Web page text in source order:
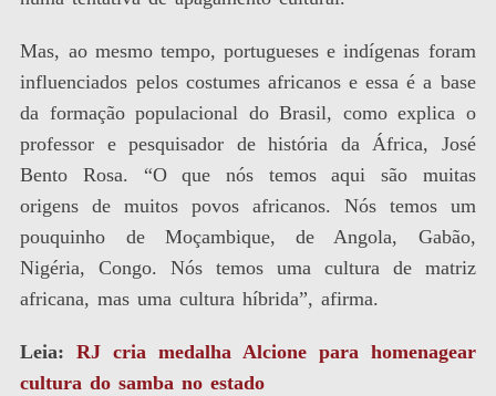
Mas, ao mesmo tempo, portugueses e indígenas foram
influenciados pelos costumes africanos e essa é a base
da formação populacional do Brasil, como explica o
professor e pesquisador de história da África, José
Bento Rosa. “O que nós temos aqui são muitas
origens de muitos povos africanos. Nós temos um
pouquinho de Moçambique, de Angola, Gabão,
Nigéria, Congo. Nós temos uma cultura de matriz
africana, mas uma cultura híbrida”, afirma.
Leia:
RJ cria medalha Alcione para homenagear
cultura do samba no estado